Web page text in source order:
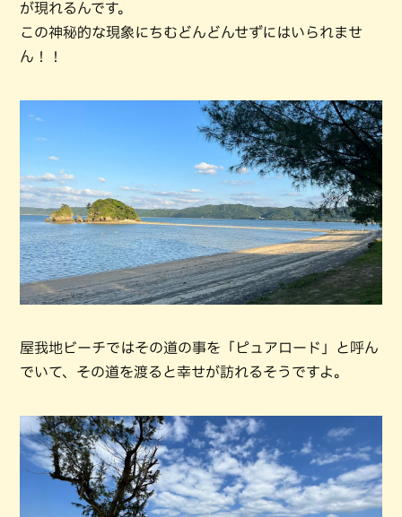
が現れるんです。
この神秘的な現象にちむどんどんせずにはいられませ
ん！！
屋我地ビーチではその道の事を「ピュアロード」と呼ん
でいて、その道を渡ると幸せが訪れるそうですよ。